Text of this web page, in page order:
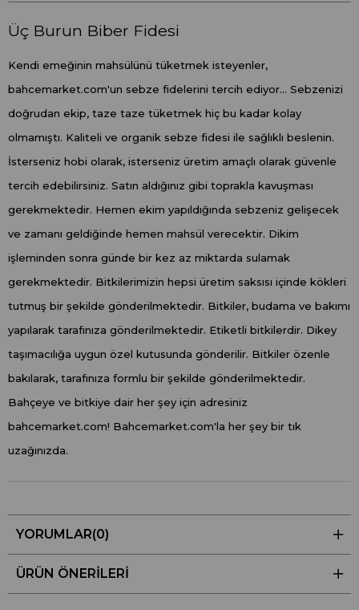
Üç Burun Biber Fidesi
Kendi emeğinin mahsülünü tüketmek isteyenler,
bahcemarket.com'un sebze fidelerini tercih ediyor... Sebzenizi
doğrudan ekip, taze taze tüketmek hiç bu kadar kolay
olmamıştı. Kaliteli ve organik sebze fidesi ile sağlıklı beslenin.
İsterseniz hobi olarak, isterseniz üretim amaçlı olarak güvenle
tercih edebilirsiniz. Satın aldığınız gibi toprakla kavuşması
gerekmektedir. Hemen ekim yapıldığında sebzeniz gelişecek
ve zamanı geldiğinde hemen mahsül verecektir. Dikim
işleminden sonra günde bir kez az miktarda sulamak
gerekmektedir. Bitkilerimizin hepsi üretim saksısı içinde kökleri
tutmuş bir şekilde gönderilmektedir. Bitkiler, budama ve bakımı
yapılarak tarafınıza gönderilmektedir. Etiketli bitkilerdir. Dikey
taşımacılığa uygun özel kutusunda gönderilir. Bitkiler özenle
bakılarak, tarafınıza formlu bir şekilde gönderilmektedir.
Bahçeye ve bitkiye dair her şey için adresiniz
bahcemarket.com! Bahcemarket.com'la her şey bir tık
uzağınızda.
YORUMLAR(0)
ÜRÜN ÖNERILERI